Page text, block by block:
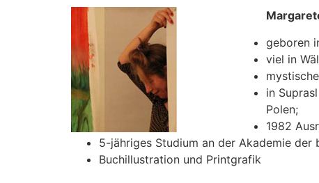
geboren
viel in
in
Polen;
1982
5-jähriges Studium an der Akademie der
Buchillustration und Printgrafik